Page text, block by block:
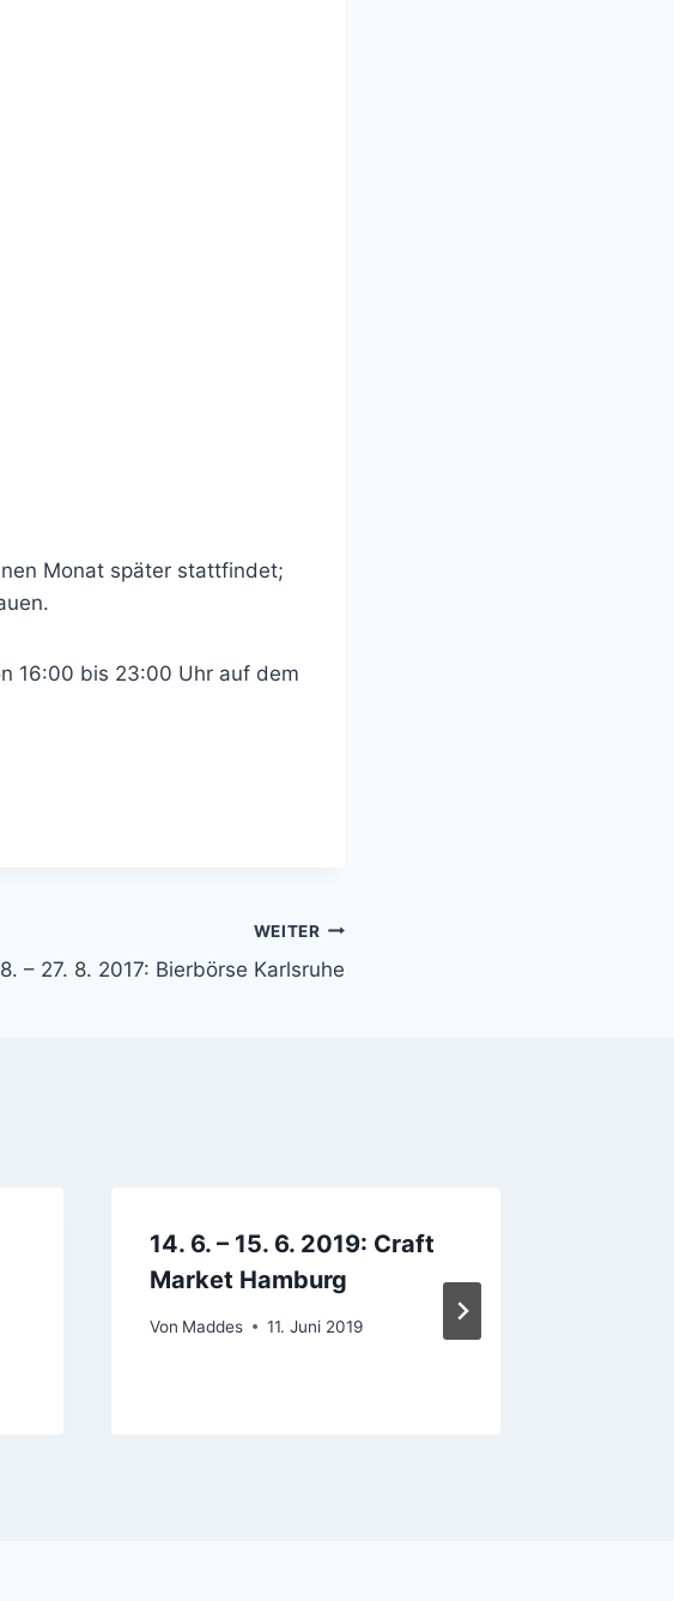
Monat später stattfindet;
16:00 bis 23:00 Uhr auf dem
WEITER
– 27. 8. 2017: Bierbörse Karlsruhe
14. 6. – 15. 6. 2019: Craft
Market Hamburg
Von Maddes 11. Juni 2019